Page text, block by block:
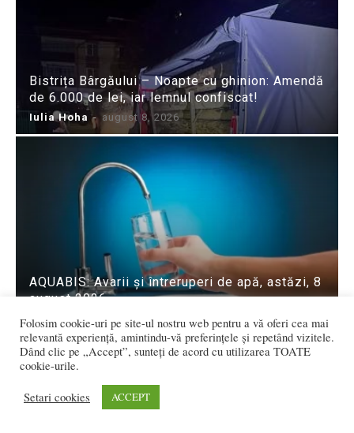
Bistrița Bârgăului – Noapte cu ghinion: Amendă
de 6.000 de lei, iar lemnul confiscat!
Iulia Hoha - august 8, 2026
AQUABIS: Avarii și întreruperi de apă, astăzi, 8
august 2026
Redactia august 8, 2026
Folosim cookie-uri pe site-ul nostru web pentru a vă oferi cea mai
relevantă experiență, amintindu-vă preferințele și repetând vizitele.
Dând clic pe „Accept”, sunteți de acord cu utilizarea TOATE
cookie-urile.
Setari cookies ACCEPT